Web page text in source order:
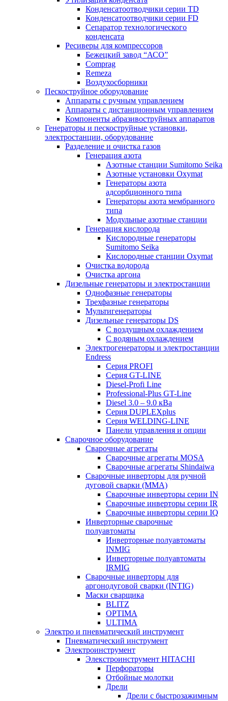
Конденсатоотводчики серии TD
Конденсатоотводчики серии FD
Сепаратор технологического
конденсата
Ресиверы для компрессоров
Бежецкий завод “АСО”
Comprag
Remeza
Воздухосборники
Пескоструйное оборудование
Аппараты с ручным управлением
Аппараты с дистанционным управлением
Компоненты абразивоструйных аппаратов
Генераторы и пескоструйные установки,
электростанции, оборудование
Разделение и очистка газов
Генерация азота
Азотные станции Sumitomo Seika
Азотные установки Oxymat
Генераторы азота
адсорбционного типа
Генераторы азота мембранного
типа
Модульные азотные станции
Генерация кислорода
Кислородные генераторы
Sumitomo Seika
Кислородные станции Oxymat
Очистка водорода
Очистка аргона
Дизельные генераторы и электростанции
Однофазные генераторы
Трехфазные генераторы
Мультигенераторы
Дизельные генераторы DS
С воздушным охлаждением
С водяным охлаждением
Электрогенераторы и электростанции
Endress
Серия PROFI
Серия GT-LINE
Diesel-Profi Line
Professional-Plus GT-Line
Diesel 3.0 – 9.0 кВа
Серия DUPLEXplus
Серия WELDING-LINE
Панели управления и опции
Сварочное оборудование
Сварочные агрегаты
Сварочные агрегаты MOSA
Сварочные агрегаты Shindaiwa
Сварочные инверторы для ручной
дуговой сварки (MMA)
Сварочные инверторы серии IN
Сварочные инверторы серии IR
Сварочные инверторы серии IQ
Инверторные сварочные
полуавтоматы
Инверторные полуавтоматы
INMIG
Инверторные полуавтоматы
IRMIG
Сварочные инверторы для
аргонодуговой сварки (INTIG)
Маски сварщика
BLITZ
OPTIMA
ULTIMA
Электро и пневматический инструмент
Пневматический инструмент
Электроинструмент
Элекстроинструмент HITACHI
Перфораторы
Отбойные молотки
Дрели
Дрели с быстрозажимным